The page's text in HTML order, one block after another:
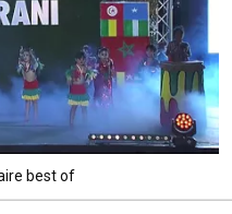
best of